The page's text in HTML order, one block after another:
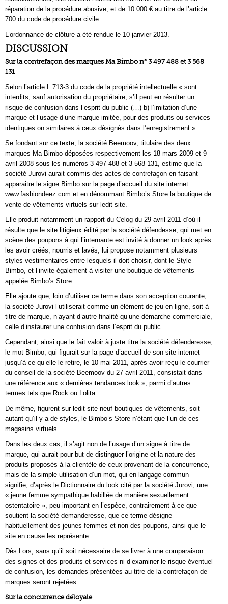
réparation de la procédure abusive, et de 10 000 € au titre de l’article
700 du code de procédure civile.
L’ordonnance de clôture a été rendue le 10 janvier 2013.
DISCUSSION
Sur la contrefaçon des marques Ma Bimbo n° 3 497 488 et 3 568
131
Selon l’article L.713-3 du code de la propriété intellectuelle « sont
interdits, sauf autorisation du propriétaire, s’il peut en résulter un
risque de confusion dans l’esprit du public (…) b) l’imitation d’une
marque et l’usage d’une marque imitée, pour des produits ou services
identiques on similaires à ceux désignés dans l’enregistrement ».
Se fondant sur ce texte, la société Beemoov, titulaire des deux
marques Ma Bimbo déposées respectivement les 18 mars 2009 et 9
avril 2008 sous les numéros 3 497 488 et 3 568 131, estime que la
société Jurovi aurait commis des actes de contrefaçon en faisant
apparaitre le signe Bimbo sur la page d’accueil du site internet
www.fashiondeez.com et en dénommant Bimbo’s Store la boutique de
vente de vêtements virtuels sur ledit site.
Elle produit notamment un rapport du Celog du 29 avril 2011 d’où il
résulte que le site litigieux édité par la société défendesse, qui met en
scène des poupons à qui l’internaute est invité à donner un look après
les avoir créés, nourris et lavés, lui propose notamment plusieurs
styles vestimentaires entre lesquels il doit choisir, dont le Style
Bimbo, et l’invite également à visiter une boutique de vêtements
appelée Bimbo’s Store.
Elle ajoute que, loin d’utiliser ce terme dans son acception courante,
la société Jurovi l’utiliserait comme un élément de jeu en ligne, soit à
titre de marque, n’ayant d’autre finalité qu’une démarche commerciale,
celle d’instaurer une confusion dans l’esprit du public.
Cependant, ainsi que le fait valoir à juste titre la société défenderesse,
le mot Bimbo, qui figurait sur la page d’accueil de son site internet
jusqu’à ce qu’elle le retire, le 10 mai 2011, après avoir reçu le courrier
du conseil de la société Beemoov du 27 avril 2011, consistait dans
une référence aux « dernières tendances look », parmi d’autres
termes tels que Rock ou Lolita.
De même, figurent sur ledit site neuf boutiques de vêtements, soit
autant qu’il y a de styles, le Bimbo’s Store n’étant que l’un de ces
magasins virtuels.
Dans les deux cas, il s’agit non de l’usage d’un signe à titre de
marque, qui aurait pour but de distinguer l’origine et la nature des
produits proposés à la clientèle de ceux provenant de la concurrence,
mais de la simple utilisation d’un mot, qui en langage commun
signifie, d’après le Dictionnaire du look cité par la société Jurovi, une
« jeune femme sympathique habillée de manière sexuellement
ostentatoire », peu important en l’espèce, contrairement à ce que
soutient la société demanderesse, que ce terme désigne
habituellement des jeunes femmes et non des poupons, ainsi que le
site en cause les représente.
Dès Lors, sans qu’il soit nécessaire de se livrer à une comparaison
des signes et des produits et services ni d’examiner le risque éventuel
de confusion, les demandes présentées au titre de la contrefaçon de
marques seront rejetées.
Sur la concurrence déloyale